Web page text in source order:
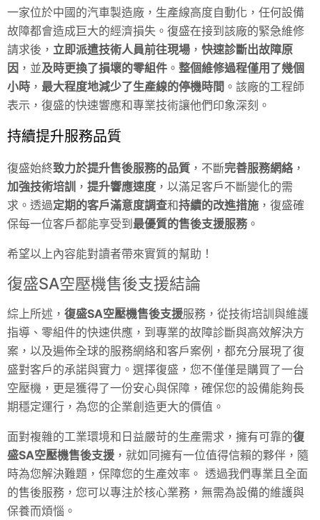
一家位於中國的汽車製造廠，生產線高度自動化，任何設備
故障都會造成巨大的經濟損失。復盛在接到該廠的緊急維修
請求後， 立即派遣技術人員前往現場 ， 快速診斷出故障原
因 ，並及時更換了損壞的零組件 。 整個維修過程僅用了幾個
小時 ， 最大程度地減少了生產線的停機時間 。該廠的工程師
表示，復盛的快速響應和專業技術讓他們印象深刻。
持續提升服務品質
復盛始終致力於提升售後服務的品質 ，不斷完善服務網絡，
加強技術培訓 ， 提升響應速度 ，以滿足客戶不斷變化的需
求。透過定期的客戶滿意度調查和持續的改進措施 ，復盛確
保每一位客戶都能享受到最優質的售後支援服務 。
希望以上內容能對讀者帶來實質的幫助！
復盛SA空壓機售後支援結論
綜上所述， 復盛SA空壓機售後支援服務，從技術培訓與維護
指導、零組件的快速供應，到專業的故障診斷與高效解決方
案，以及遍佈全球的服務網絡和客戶案例，都充分展現了復
盛對客戶的承諾與實力。選擇復盛，您不僅僅是購買了一台
空壓機，更是獲得了一份安心與保障，確保您的設備能夠長
期穩定運行，為您的企業創造更大的價值。
面對複雜的工業環境和日益嚴苛的生產需求，擁有可靠的復
盛SA空壓機售後支援 ，就如同擁有一位值得信賴的夥伴，隨
時為您解決難題，保障您的生產效率。 透過我們專業且全面
的售後服務，您可以專注於核心業務，無需為設備的維護與
保養而煩惱。